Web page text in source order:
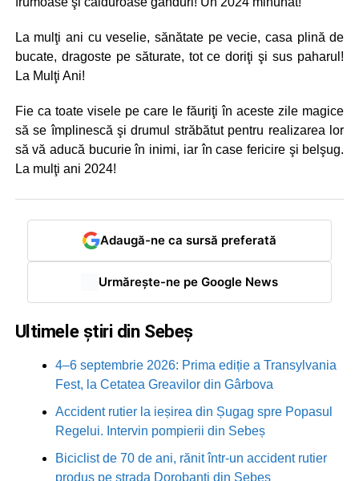
La mulţi ani cu veselie, sănătate pe vecie, casa plină de
bucate, dragoste pe săturate, tot ce doriţi şi sus paharul!
La Mulţi Ani!
Fie ca toate visele pe care le făuriţi în aceste zile magice
să se împlinescă şi drumul străbătut pentru realizarea lor
să vă aducă bucurie în inimi, iar în case fericire şi belşug.
La mulţi ani 2024!
Adaugă-ne ca sursă preferată
Urmărește-ne pe Google News
Ultimele știri din Sebeș
4–6 septembrie 2026: Prima ediție a Transylvania
Fest, la Cetatea Greavilor din Gârbova
Accident rutier la ieșirea din Șugag spre Popasul
Regelui. Intervin pompierii din Sebeș
Biciclist de 70 de ani, rănit într-un accident rutier
produs pe strada Dorobanți din Sebeș